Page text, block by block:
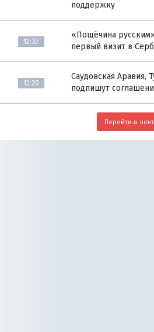
поддержку
12:37
«Пощёчина
первый визит в
12:20
Саудовская Аравия,
подпишут
Перейти в